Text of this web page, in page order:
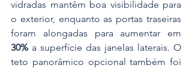
vidradas mantêm boa visibilidade para
o exterior, enquanto as portas traseiras
30% a superfície das janelas laterais. O
teto panorâmico opcional também foi